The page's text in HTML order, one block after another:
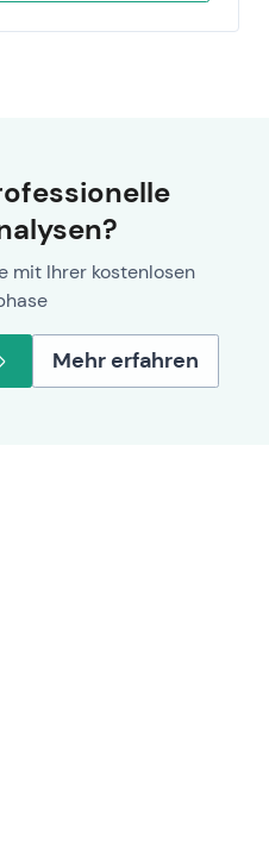
mit Ihrer kostenlosen
Mehr erfahren